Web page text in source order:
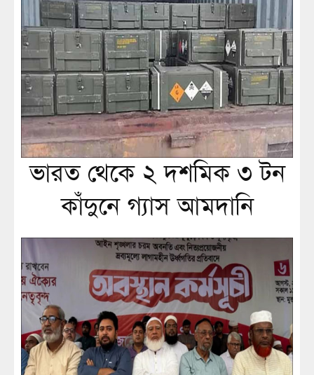
ভারত থেকে ২ দশমিক ৩ টন
কাঁদুনে গ্যাস আমদানি